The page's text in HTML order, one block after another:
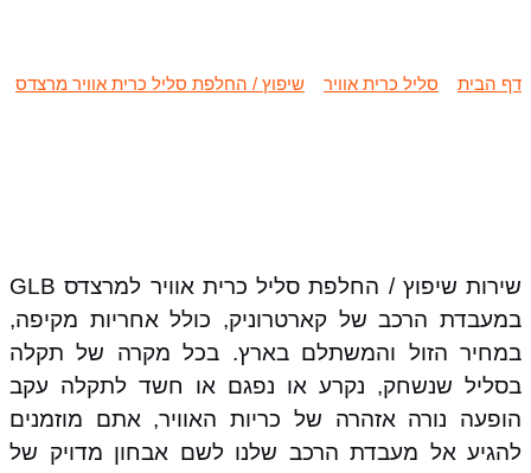
דף הבית סליל כרית אוויר
שיפוץ / החלפת סליל כרית אוויר מרצדס
שירות שיפוץ / החלפת סליל כרית אוויר למרצדס GLB
במעבדת הרכב של קארטרוניק, כולל אחריות מקיפה,
במחיר הזול והמשתלם בארץ. בכל מקרה של תקלה
בסליל שנשחק, נקרע או נפגם או חשד לתקלה עקב
הופעה נורה אזהרה של כריות האוויר, אתם מוזמנים
להגיע אל מעבדת הרכב שלנו לשם אבחון מדויק של